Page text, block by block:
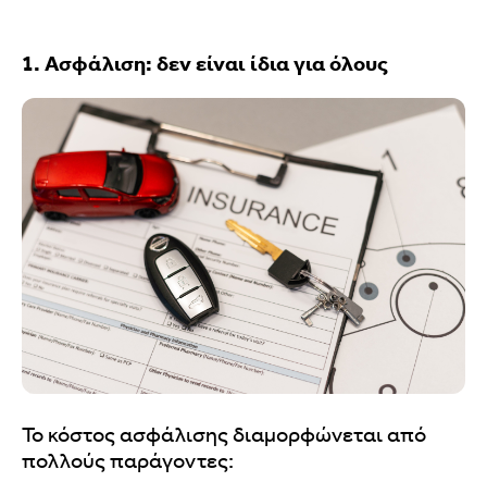
1. Ασφάλιση: δεν είναι ίδια για όλους
Το κόστος ασφάλισης διαμορφώνεται από
πολλούς παράγοντες: